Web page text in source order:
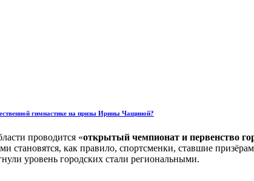
гимнастике на призы Ирины Чащиной?
проводится «открытый чемпионат и первенство
как правило, спортсменки, ставшие
уровень городских стали региональными.